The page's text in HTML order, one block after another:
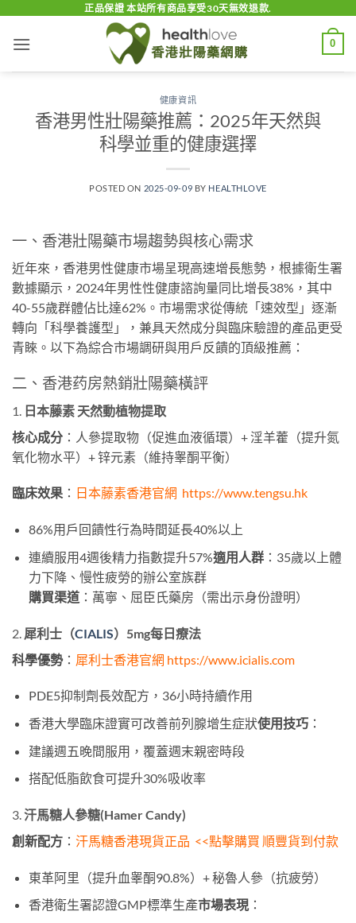
content
正品保證 本站所有商品享受30天無效退款.
0
健康資訊
香港男性壯陽藥推薦：2025年天然與
科學並重的健康選擇
POSTED ON 2025-09-09 BY HEALTHLOVE
一、香港壯陽藥市場趨勢與核心需求
近年來，香港男性健康市場呈現高速增長態勢，根據衛生署
數據顯示，2024年男性性健康諮詢量同比增長38%，其中
40-55歲群體佔比達62%。市場需求從傳統「速效型」逐漸
轉向「科學養護型」，兼具天然成分與臨床驗證的產品更受
青睞。以下為綜合市場調研與用戶反饋的頂級推薦：
二、香港药房熱銷壯陽藥橫評
1. ​ 日本藤素 天然動植物提取
核心成分 ​：人參提取物（促進血液循環）+ 淫羊藿（提升氮
氧化物水平）+ 锌元素（維持睾酮平衡）
臨床效果 ​： 日本藤素香港官網 https://www.tengsu.hk
86%用戶回饋性行為時間延長40%以上
連續服用4週後精力指數提升57%​適用人群​：35歲以上體
力下降、慢性疲勞的辦公室族群
購買渠道​：萬寧、屈臣氏藥房（需出示身份證明）
2. ​ 犀利士（CIALIS）5mg每日療法
科學優勢​： 犀利士香港官網 https://www.icialis.com
PDE5抑制劑長效配方，36小時持續作用
香港大學臨床證實可改善前列腺增生症狀​使用技巧​：
建議週五晚間服用，覆蓋週末親密時段
搭配低脂飲食可提升30%吸收率
3. ​汗馬糖人參糖(Hamer Candy)
創新配方 ​： 汗馬糖香港現貨正品 <<點擊購買 順豐貨到付款
東革阿里（提升血睾酮90.8%）+ 秘魯人參（抗疲勞）
香港衛生署認證GMP標準生產​市場表現​：